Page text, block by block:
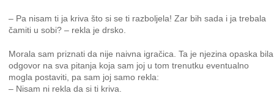
– Pa nisam ti ja kriva što si se ti razboljela! Zar bih sada i ja trebala
čamiti u sobi? – rekla je drsko.
Morala sam priznati da nije naivna igračica. Ta je njezina opaska bila
odgovor na sva pitanja koja sam joj u tom trenutku eventualno
mogla postaviti, pa sam joj samo rekla:
– Nisam ni rekla da si ti kriva.